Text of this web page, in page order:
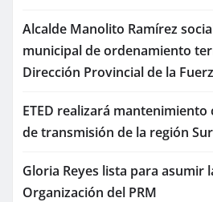
Alcalde Manolito Ramírez
municipal de ordenamiento
Dirección Provincial de la
ETED realizará
de transmisión de la región Sur
Gloria Reyes lista para asumir
Organización del PRM